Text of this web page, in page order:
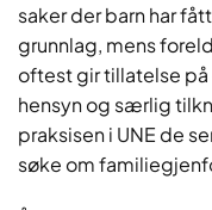
saker der barn har
grunnlag, mens
oftest gir tillatelse
hensyn og særlig
praksisen i UNE de
søke om